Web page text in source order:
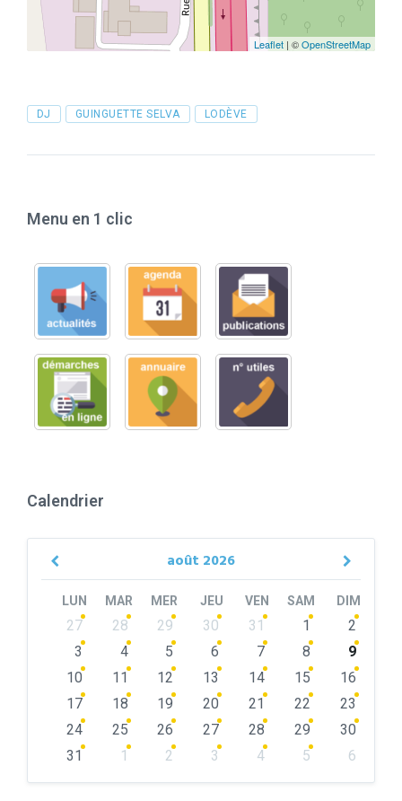
Leaflet | ©OpenStreetMap
Tags
DJ GUINGUETTE SELVA LODÈVE
Menu en 1 clic
Calendrier
août 2026
Previous
LUN MAR MER JEU VEN SAM DIM
Skip
calendar
27 28 29 30 31 1
2
3
4 5 6 7 8
9
10
11 12 13 14 15
16
17
18 19 20 21 22
23
24
25 26 27 28 29
30
31
1 2 3 4 5
6